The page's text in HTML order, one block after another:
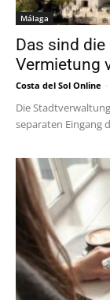
Málaga
Das sind
Vermietung
Costa del Sol Online -
Die
separaten Eingang